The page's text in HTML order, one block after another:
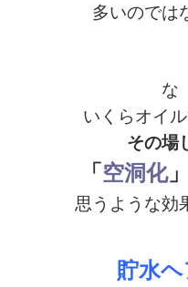
多いのでは
いくらオイ
その場
「空洞化」
思うような効
貯水